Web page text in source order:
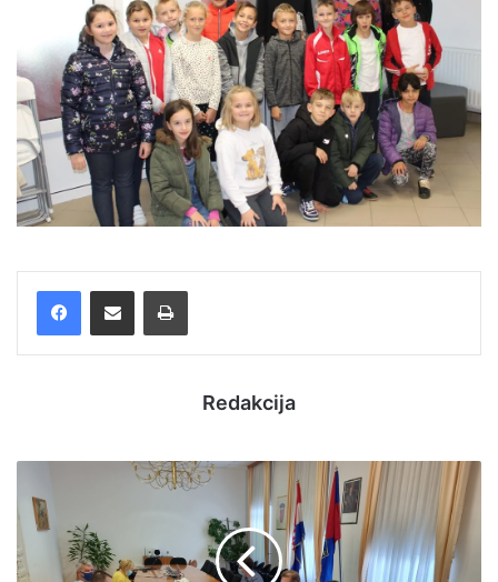
FacebookPodijelite putem e-pošte Ispis
Redakcija